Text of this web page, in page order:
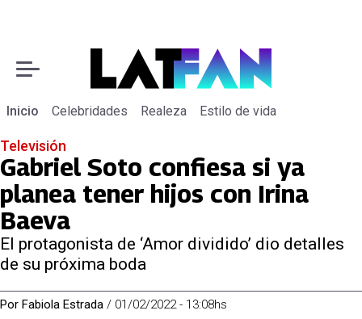
Inicio Celebridades Realeza Estilo de vida
Televisión
Gabriel Soto confiesa si ya
planea tener hijos con Irina
Baeva
El protagonista de ‘Amor dividido’ dio detalles
de su próxima boda
Por Fabiola Estrada / 01/02/2022 - 13:08hs